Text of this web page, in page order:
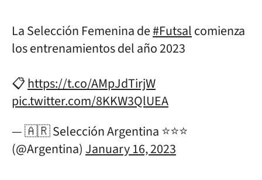
La Selección Femenina de#Futsalcomienza
los entrenamientos del año 2023
📋https://t.co/AMpJdTirjW
pic.twitter.com/8KKW3QlUEA
— 🇦🇷 Selección Argentina ⭐⭐⭐
(@Argentina) January 16, 2023